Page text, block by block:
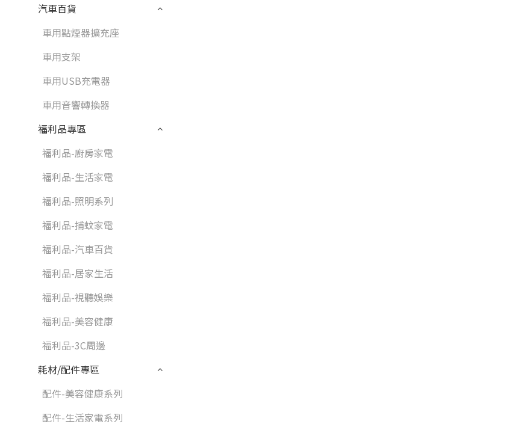
汽車百貨
車用點煙器擴充座
車用支架
車用USB充電器
車用音響轉換器
福利品專區
福利品-廚房家電
福利品-生活家電
福利品-照明系列
福利品-捕蚊家電
福利品-汽車百貨
福利品-居家生活
福利品-視聽娛樂
福利品-美容健康
福利品-3C周邊
耗材/配件專區
配件-美容健康系列
配件-生活家電系列